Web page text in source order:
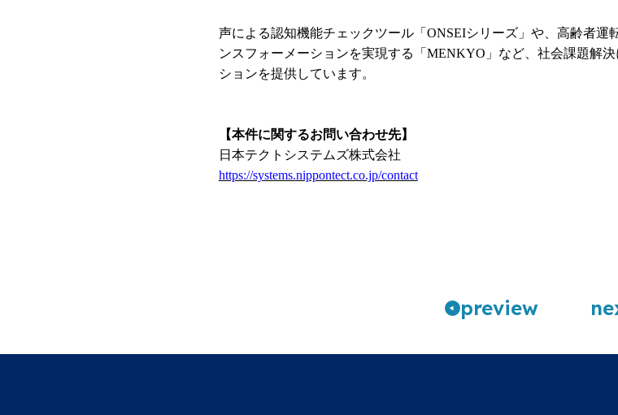
声による認知機能チェックツール「ONSEIシリーズ」や、高齢者運
ンスフォーメーションを実現する「MENKYO」など、社会課題解
ションを提供しています。
【本件に関するお問い合わせ先】
日本テクトシステムズ株式会社
https://systems.nippontect.co.jp/contact
preview n